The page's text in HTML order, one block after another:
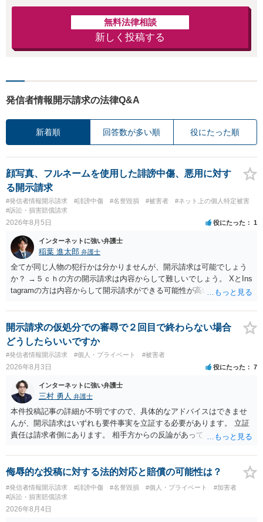
無料法律相談
新しく投稿する
発信者情報開示請求の法律Q&A
新着順 回答数が多い順 役にたった順
顔写真、フルネームを使用した誹謗中傷、悪用に対す
る開示請求
#発信者情報開示請求 #誹謗中傷 #名誉毀損 #被害者
#ネット上の個人特定被害
#訴訟・損害賠償請求
2026年8月5日 役にたった 1
インターネットに強い弁護士
稲葉 進太郎 弁護士
全てが同じ人物の犯行かは分かりませんが、開示請求は可能でしょう
か？ →５ｃｈの方の開示請求は内容からして難しいでしょう。 XとIns
tagramの方は内容からして開示請求ができる可能性が高いでしょう。
いでしょう。７月中にアカウントが削除されている場合、今から進め
ても失敗する可能性が高いように思われます。 相手を特定できた場
合、相手に全ての弁護士費用を負担させることは可能でしょうか？ →
訴訟外の交渉で相手方が認めれば負担させることができるでしょう。
訴訟で判決となった場合は、実際の弁護士費用が認められる場合と認
められない場合があり何ともいえないところでしょう。
開示請求の仮処分での審尋で２回目で終わらない場合
どうしたらいいですか
#発信者情報開示請求 #個人・プライベート #被害者
2026年8月3日 役にたった 7
インターネットに強い弁護士
三村 勇人 弁護士
本件投稿記事の詳細が不明ですので、具体的なアドバイスはできませ
んが、開示請求はいずれも要件事実を立証する必要があります。 立証
責任は請求者側にあります。 相手方からの反論があっても、裁判官が
方が口頭で反論したのは、仮処分は迅速性が要求されるためです。 書
面での反論となれば、より遅延する可能性がございます。 また、本件
はXのため、APのIPアドレスの保存期間の問題もございます。 開示請
求は法律知識が不可欠ですが、それだけでは足りず、実務を踏まえた
方法を選択することが重要です。
侮辱的な投稿に対する法的対応と賠償の可能性は？
#発信者情報開示請求 #誹謗中傷 #名誉毀損 #個人・プライベート
#加害者
#訴訟・損害賠償請求
2026年8月4日